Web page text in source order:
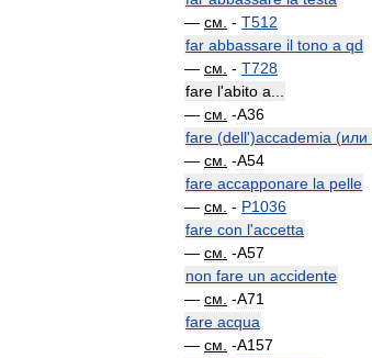
— см - T512
far abbassare il tono a qd
— см - T728
fare l'abito a
— см -A36
fare (dell')accademia (или
— см -A54
fare accapponare la pelle
— см - P1036
fare con l'accetta
— см -A57
non fare un accidente
— см -A71
fare acqua
— см -A157